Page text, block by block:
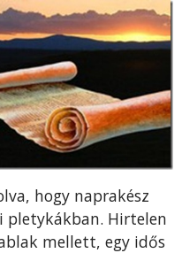
hogy naprakész
pletykákban. Hirtelen
mellett, egy idős